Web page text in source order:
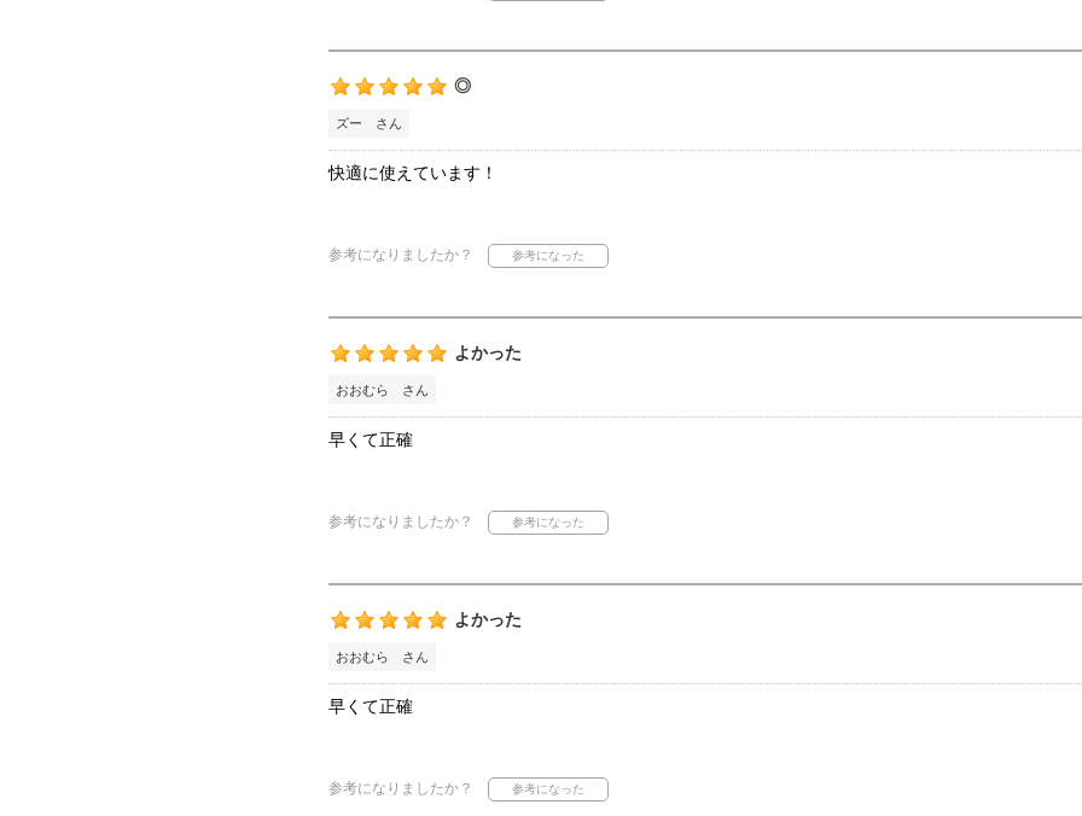
◎
ズー さん
快適に使えています！
参考になりましたか？
よかった
おおむら さん
早くて正確
参考になりましたか？
よかった
おおむら さん
早くて正確
参考になりましたか？